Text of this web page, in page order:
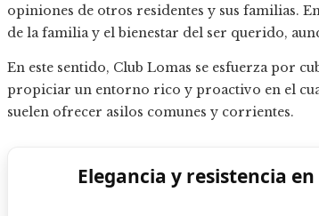
opiniones de otros residentes y sus familias.
de la familia y el bienestar del ser querido,
En este sentido, Club Lomas se esfuerza por
propiciar un entorno rico y proactivo en el
suelen ofrecer asilos comunes y corrientes.
Elegancia y resistencia